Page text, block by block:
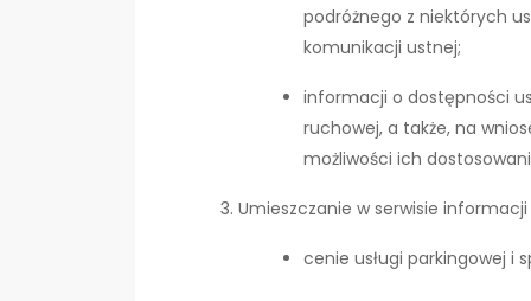
podróżnego z niektórych
komunikacji ustnej;
informacji o dostępności
ruchowej, a także, na
możliwości ich
Umieszczanie w serwisie informacji
cenie usługi parkingowej i